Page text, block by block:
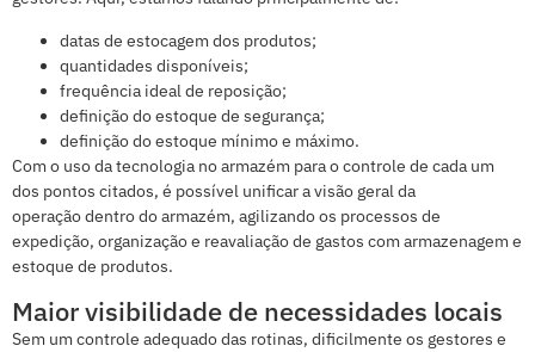
datas de estocagem dos produtos;
quantidades disponíveis;
frequência ideal de reposição;
definição do estoque de segurança;
definição do estoque mínimo e máximo.
Com o uso da tecnologia no armazém para o controle de cada um
dos pontos citados, é possível unificar a visão geral da
operação dentro do armazém, agilizando os processos de
expedição, organização e reavaliação de gastos com armazenagem e
estoque de produtos.
Maior visibilidade de necessidades locais
Sem um controle adequado das rotinas, dificilmente os gestores e